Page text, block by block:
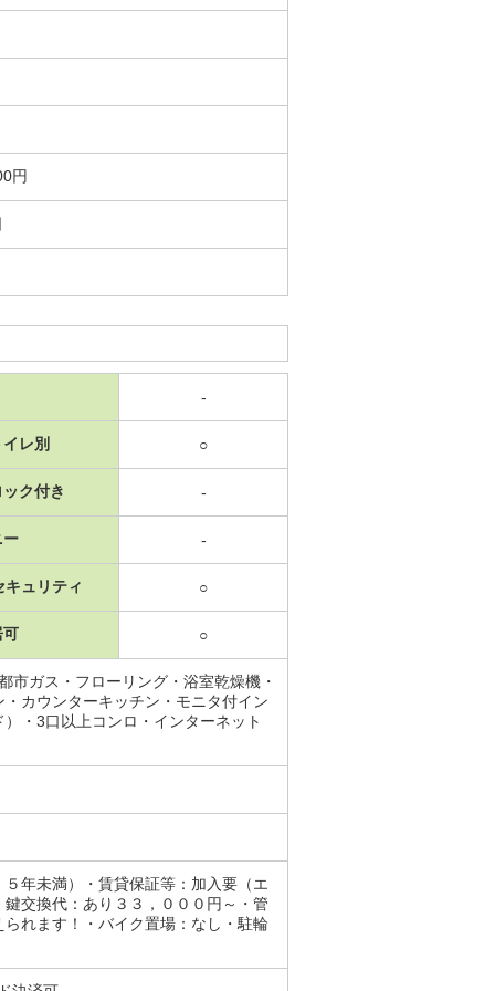
円
-
レ別 ○
ク付き -
ー -
キュリティ ○
可 ○
市ガス・フローリング・浴室乾燥機・
カウンターキッチン・モニタ付イン
・3口以上コンロ・インターネット
未満）・賃貸保証等：加入要（エ
交換代：あり３３，０００円～・管
れます！・バイク置場：なし・駐輪